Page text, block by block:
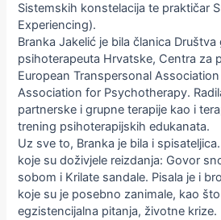
Sistemskih konstelacija te praktičar
Experiencing).
Branka Jakelić je bila članica
psihoterapeuta Hrvatske, Centra za
European Transpersonal
Association for Psychotherapy.
partnerske i grupne terapije kao i
trening psihoterapijskih edukanata.
Uz sve to, Branka je bila i
koje su doživjele reizdanja: Govor
sobom i Krilate sandale. Pisala je i
koje su je posebno zanimale, kao
egzistencijalna pitanja, životne krize.